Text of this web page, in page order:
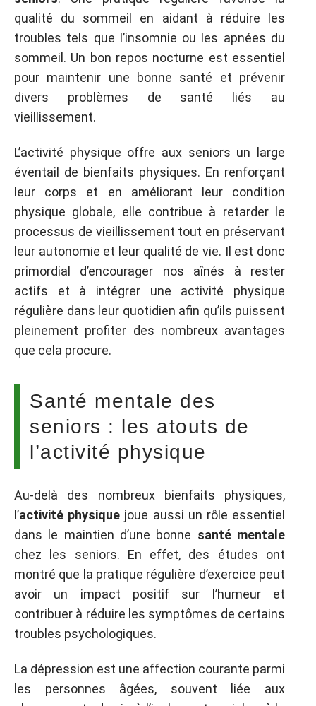
qualité du sommeil en aidant à réduire les
troubles tels que l’insomnie ou les apnées du
sommeil. Un bon repos nocturne est essentiel
pour maintenir une bonne santé et prévenir
divers problèmes de santé liés au
vieillissement.
L’activité physique offre aux seniors un large
éventail de bienfaits physiques. En renforçant
leur corps et en améliorant leur condition
physique globale, elle contribue à retarder le
processus de vieillissement tout en préservant
leur autonomie et leur qualité de vie. Il est donc
primordial d’encourager nos aînés à rester
actifs et à intégrer une activité physique
régulière dans leur quotidien afin qu’ils puissent
pleinement profiter des nombreux avantages
que cela procure.
Santé mentale des
seniors : les atouts de
l’activité physique
Au-delà des nombreux bienfaits physiques,
l’activité physique joue aussi un rôle essentiel
dans le maintien d’une bonne santé mentale
chez les seniors. En effet, des études ont
montré que la pratique régulière d’exercice peut
avoir un impact positif sur l’humeur et
contribuer à réduire les symptômes de certains
troubles psychologiques.
La dépression est une affection courante parmi
les personnes âgées, souvent liée aux